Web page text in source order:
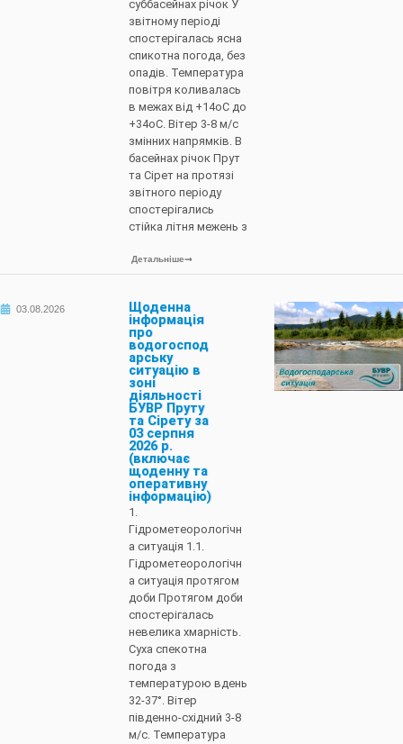
суббасейнах річок У
звітному періоді
спостерігалась ясна
спикотна погода, без
опадів. Температура
повітря коливалась
в межах від +14оС до
+34оС. Вітер 3-8 м/с
змінних напрямків. В
басейнах річок Прут
та Сірет на протязі
звітного періоду
спостерігались
стійка літня межень з
Детальніше
03.08.2026
Щоденна
інформація
про
водогоспод
арську
ситуацію в
зоні
діяльності
БУВР Пруту
та Сірету за
03 серпня
2026 р.
(включає
щоденну та
оперативну
інформацію)
1.
Гідрометеорологічн
а ситуація 1.1.
Гідрометеорологічн
а ситуація протягом
доби Протягом доби
спостерігалась
невелика хмарність.
Суха спекотна
погода з
температурою вдень
32-37°. Вітер
південно-східний 3-8
м/с. Температура